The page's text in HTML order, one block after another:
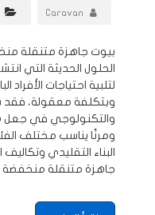
Caravan
بيوت جاهزة متنقلة
الحلول الحديثة التي
لتلبية احتياجات
وبتكلفة معقولة، فقد
والتكنولوجي في جعل
ومرنًا يناسب مختلف
البناء التقليدي
جاهزة متنقلة منخفضة